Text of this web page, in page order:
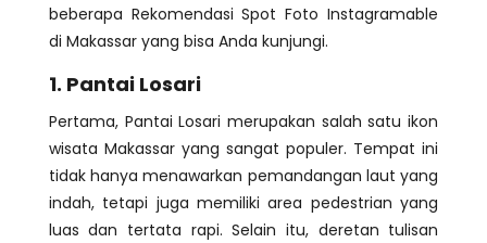
beberapa Rekomendasi Spot Foto Instagramable
di Makassar yang bisa Anda kunjungi.
1. Pantai Losari
Pertama, Pantai Losari merupakan salah satu ikon
wisata Makassar yang sangat populer. Tempat ini
tidak hanya menawarkan pemandangan laut yang
indah, tetapi juga memiliki area pedestrian yang
luas dan tertata rapi. Selain itu, deretan tulisan